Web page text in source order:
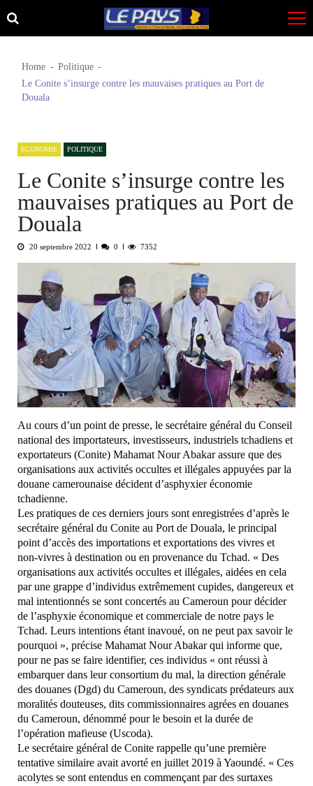
Skip
to
Skip
to
Home
Politique
Le Conite s’insurge contre les mauvaises pratiques au Port de
Douala
ECONOMIE POLITIQUE
Le Conite s’insurge contre les
mauvaises pratiques au Port de
Douala
20 septembre 2022 0 7352
Au cours d’un point de presse, le secrétaire général du Conseil
national des importateurs, investisseurs, industriels tchadiens et
exportateurs (Conite) Mahamat Nour Abakar assure que des
organisations aux activités occultes et illégales appuyées par la
douane camerounaise décident d’asphyxier économie
tchadienne.
Les pratiques de ces derniers jours sont enregistrées d’après le
secrétaire général du Conite au Port de Douala, le principal
point d’accès des importations et exportations des vivres et
non-vivres à destination ou en provenance du Tchad. « Des
organisations aux activités occultes et illégales, aidées en cela
par une grappe d’individus extrêmement cupides, dangereux et
mal intentionnés se sont concertés au Cameroun pour décider
de l’asphyxie économique et commerciale de notre pays le
Tchad. Leurs intentions étant inavoué, on ne peut pax savoir le
pourquoi », précise Mahamat Nour Abakar qui informe que,
pour ne pas se faire identifier, ces individus « ont réussi à
embarquer dans leur consortium du mal, la direction générale
des douanes (Dgd) du Cameroun, des syndicats prédateurs aux
moralités douteuses, dits commissionnaires agrées en douanes
du Cameroun, dénommé pour le besoin et la durée de
l’opération mafieuse (Uscoda).
Le secrétaire général de Conite rappelle qu’une première
tentative similaire avait avorté en juillet 2019 à Yaoundé. « Ces
acolytes se sont entendus en commençant par des surtaxes